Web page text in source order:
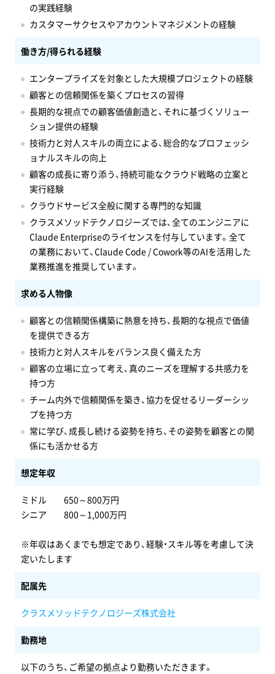
の実践経験
カスタマーサクセスやアカウントマネジメントの経験
働き方/得られる経験
エンタープライズを対象とした大規模プロジェクトの経験
顧客との信頼関係を築くプロセスの習得
長期的な視点での顧客価値創造と、それに基づくソリュー
ション提供の経験
技術力と対人スキルの両立による、総合的なプロフェッシ
ョナルスキルの向上
顧客の成長に寄り添う、持続可能なクラウド戦略の立案と
実行経験
クラウドサービス全般に関する専門的な知識
クラスメソッドテクノロジーズでは、全てのエンジニアに
Claude Enterpriseのライセンスを付与しています。全て
の業務において、Claude Code / Cowork等のAIを活用した
業務推進を推奨しています。
求める人物像
顧客との信頼関係構築に熱意を持ち、長期的な視点で価値
を提供できる方
技術力と対人スキルをバランス良く備えた方
顧客の立場に立って考え、真のニーズを理解する共感力を
持つ方
チーム内外で信頼関係を築き、協力を促せるリーダーシッ
プを持つ方
常に学び、成長し続ける姿勢を持ち、その姿勢を顧客との関
係にも活かせる方
想定年収
ミドル 650～800万円
シニア 800～1,000万円
※年収はあくまでも想定であり、経験・スキル等を考慮して決
定いたします
配属先
クラスメソッドテクノロジーズ株式会社
勤務地
以下のうち、ご希望の拠点より勤務いただきます。